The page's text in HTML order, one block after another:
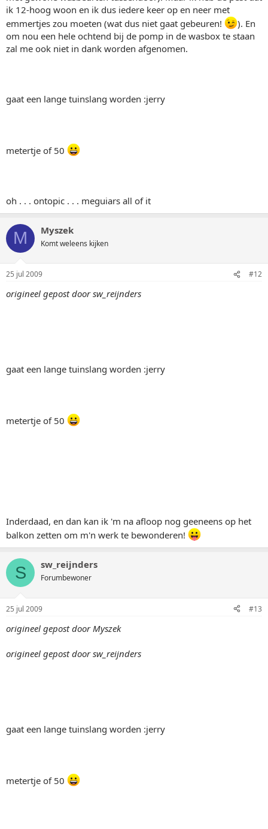
ik 12-hoog woon en ik dus iedere keer op en neer met
emmertjes zou moeten (wat dus niet gaat gebeuren!
). En
om nou een hele ochtend bij de pomp in de wasbox te staan
zal me ook niet in dank worden afgenomen.
gaat een lange tuinslang worden :jerry
metertje of 50
oh . . . ontopic . . . meguiars all of it
M Myszek
Komt weleens kijken
25 jul 2009 #12
origineel gepost door sw_reijnders
gaat een lange tuinslang worden :jerry
metertje of 50
Inderdaad, en dan kan ik 'm na afloop nog geeneens op het
balkon zetten om m'n werk te bewonderen!
S sw_reijnders
Forumbewoner
25 jul 2009 #13
origineel gepost door Myszek
origineel gepost door sw_reijnders
gaat een lange tuinslang worden :jerry
metertje of 50